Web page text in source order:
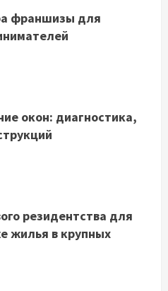
франшизы для
окон: диагностика,
резидентства для
жилья в крупных